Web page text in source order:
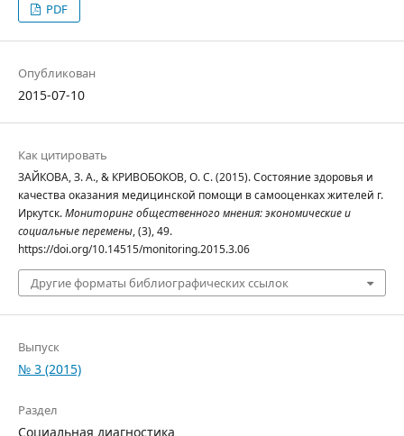
PDF
Опубликован
2015-07-10
Как цитировать
ЗАЙКОВА, З. А., & КРИВОБОКОВ, О. С. (2015). Состояние здоровья и
качества оказания медицинской помощи в самооценках жителей г.
Иркутск.Мониторинг общественного мнения: экономические и
социальные перемены, (3), 49.
https://doi.org/10.14515/monitoring.2015.3.06
Другие форматы библиографических ссылок
Выпуск
№ 3 (2015)
Раздел
Социальная диагностика